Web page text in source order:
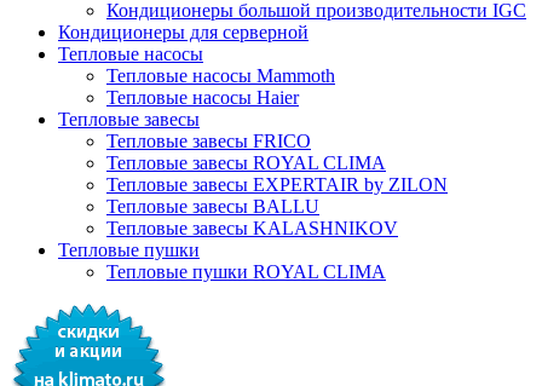
Кондиционеры большой производительности IGC
Кондиционеры для серверной
Тепловые насосы
Тепловые насосы Mammoth
Тепловые насосы Haier
Тепловые завесы
Тепловые завесы FRICO
Тепловые завесы ROYAL CLIMA
Тепловые завесы EXPERTAIR by ZILON
Тепловые завесы BALLU
Тепловые завесы KALASHNIKOV
Тепловые пушки
Тепловые пушки ROYAL CLIMA